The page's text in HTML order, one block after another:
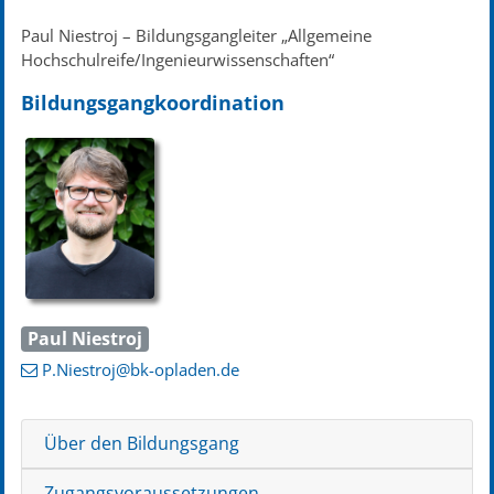
Paul Niestroj – Bildungsgangleiter „Allgemeine
Hochschulreife/Ingenieurwissenschaften“
Bildungsgangkoordination
Paul Niestroj
P.Niestroj@bk-opladen.de
Über den Bildungsgang